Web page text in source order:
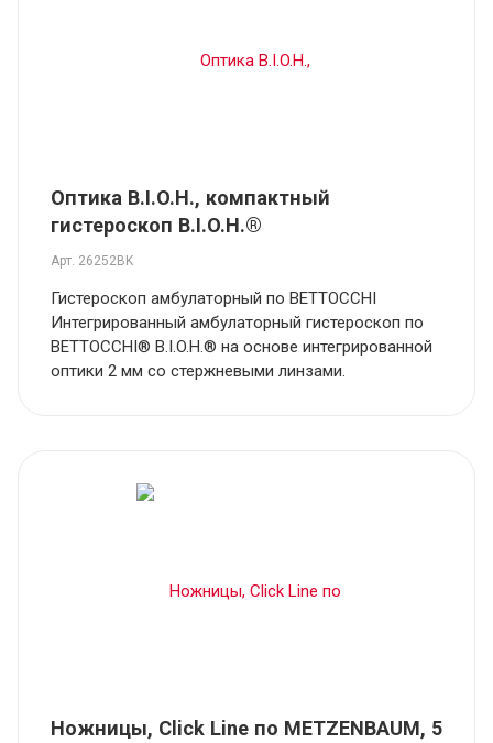
Оптика B.I.O.H., компактный
гистероскоп B.I.O.H.®
Арт. 26252BK
Гистероскоп амбулаторный по BETTOCCHI
Интегрированный амбулаторный гистероскоп по
BETTOCCHI® B.I.O.H.® на основе интегрированной
оптики 2 мм со стержневыми линзами.
Ножницы, Click Line по METZENBAUM, 5